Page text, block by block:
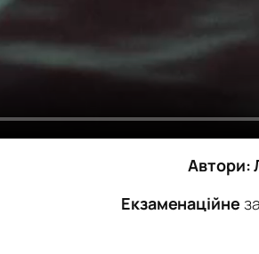
Автори:
Екзаменаційне